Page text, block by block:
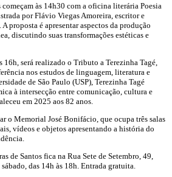
às 14h30 com a oficina literária Poesia
por Flávio Viegas Amoreira, escritor e
proposta é apresentar aspectos da produção
discutindo suas transformações estéticas e
16h, será realizado o Tributo a Terezinha Tagé,
nos estudos de linguagem, literatura e
de São Paulo (USP), Terezinha Tagé
à intersecção entre comunicação, cultura e
em 2025 aos 82 anos.
o Memorial José Bonifácio, que ocupa três salas
vídeos e objetos apresentando a história do
de Santos fica na Rua Sete de Setembro, 49,
das 14h às 18h. Entrada gratuita.